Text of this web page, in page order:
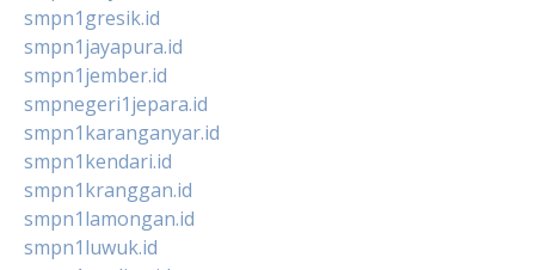
smpn1gresik.id
smpn1jayapura.id
smpn1jember.id
smpnegeri1jepara.id
smpn1karanganyar.id
smpn1kendari.id
smpn1kranggan.id
smpn1lamongan.id
smpn1luwuk.id